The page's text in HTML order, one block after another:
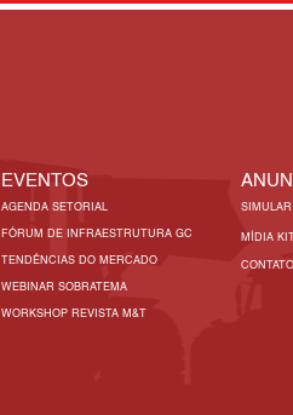
EVENTOS
AGENDA SETORIAL
FÓRUM DE INFRAESTRUTURA GC
TENDÊNCIAS DO MERCADO
WEBINAR SOBRATEMA
WORKSHOP REVISTA M&T
MÍDIA